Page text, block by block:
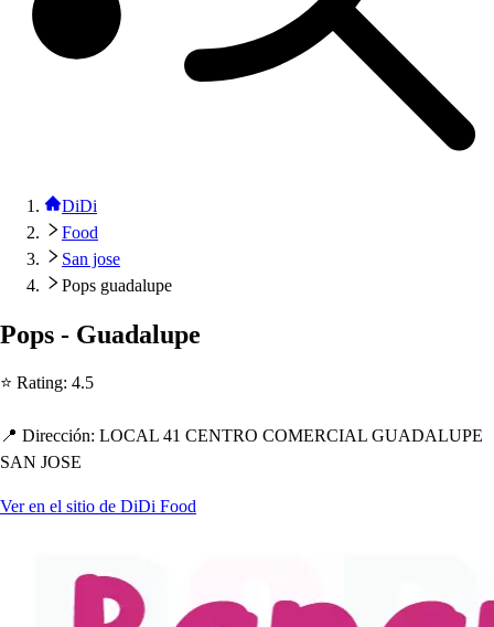
DiDi
Food
San jose
Pops guadalupe
Pops - Guadalupe
⭐ Rating: 4.5
📍 Dirección: LOCAL 41 CENTRO COMERCIAL GUADALUPE
SAN JOSE
Ver en el sitio de DiDi Food